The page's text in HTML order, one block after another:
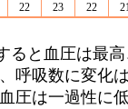
22 23 22
ると血圧は最
呼吸数に変化
圧は一過性に